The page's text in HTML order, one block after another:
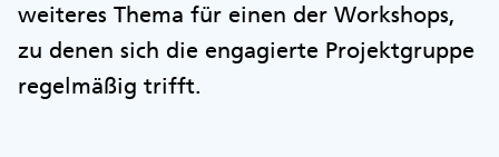
weiteres Thema für einen der Workshops,
zu denen sich die engagierte Projektgruppe
regelmäßig trifft.